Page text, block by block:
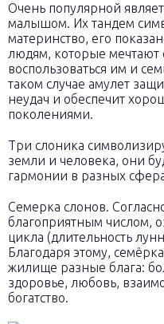
Очень популярной
малышом. Их тандем
материнство, его
людям, которые мечтают
воспользоваться им и
таком случае амулет
неудач и обеспечит
поколениями.
Три слоника
земли и человека, они
гармонии в разных
Семерка слонов.
благоприятным числом,
цикла (длительность
Благодаря этому,
жилище разные блага:
здоровье, любовь,
богатство.